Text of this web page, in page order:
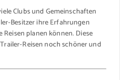
Clubs und Gemeinschaften
Besitzer ihre Erfahrungen
planen können. Diese
Reisen noch schöner und